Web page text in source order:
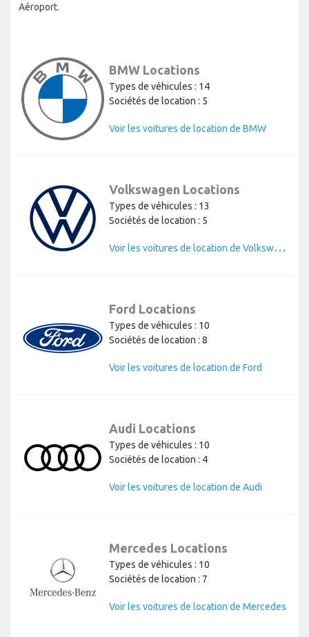
Aéroport.
BMW Locations
Types de véhicules : 14
Sociétés de location : 5
Voir les voitures de location de BMW
Volkswagen Locations
Types de véhicules : 13
Sociétés de location : 5
V
oir les voitures de location de Volkswagen
Ford Locations
Types de véhicules : 10
Sociétés de location : 8
Voir les voitures de location de Ford
Audi Locations
Types de véhicules : 10
Sociétés de location : 4
Voir les voitures de location de Audi
Mercedes Locations
Types de véhicules : 10
Sociétés de location : 7
Voir les voitures de location de Mercedes